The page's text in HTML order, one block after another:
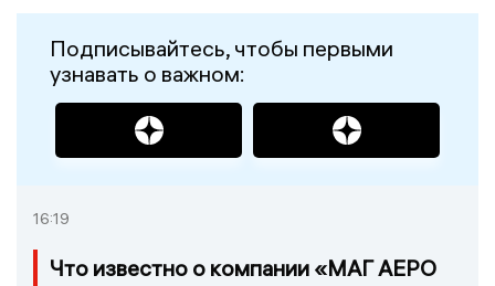
Подписывайтесь, чтобы первыми
узнавать о важном:
16:19
Что известно о компании «МАГ АЕРО